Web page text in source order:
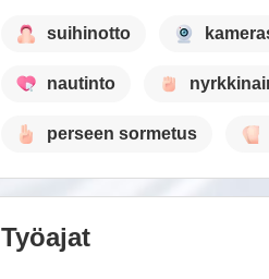
suihinotto
nautinto
perseen sormetus
Työajat